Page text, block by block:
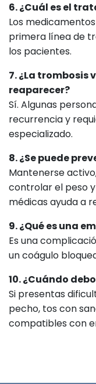
6. ¿Cuál es el
Los
primera línea de
los pacientes.
7. ¿La trombosis
reaparecer?
Sí. Algunas
recurrencia y
especializado.
8. ¿Se puede
Mantenerse
controlar el peso
médicas ayuda a
9. ¿Qué es una
Es una
un coágulo
10. ¿Cuándo
Si presentas
pecho, tos con
compatibles con